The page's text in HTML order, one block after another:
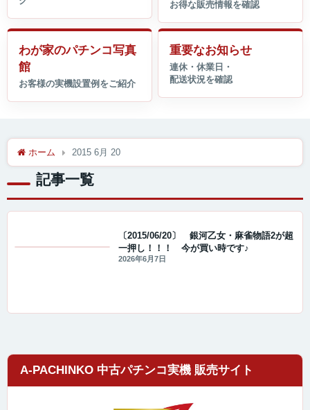
わが家のパチンコ写真
館
重要なお知らせ
ホーム 2015 6月 20
記事一覧
〔2015/06/20〕 銀河乙女・麻雀物語2が超
一押し！！！ 今が買い時です♪
2026年6月7日
A-PACHINKO 中古パチンコ実機 販売サイト